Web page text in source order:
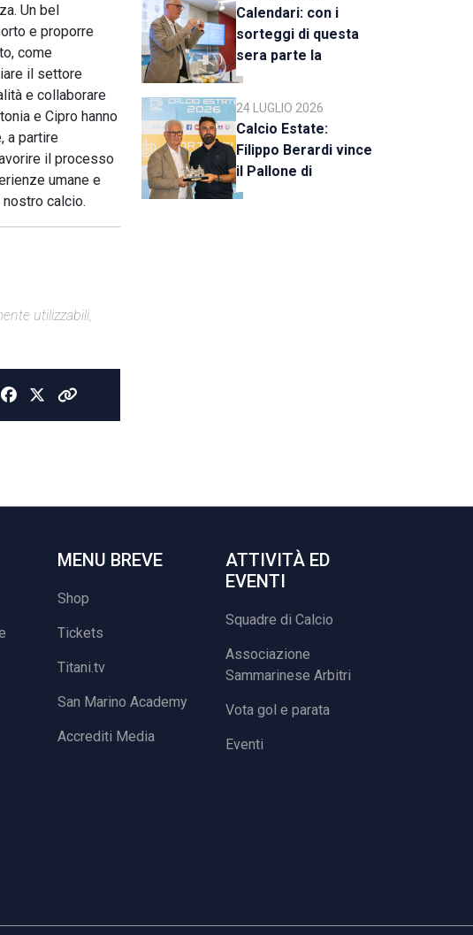
Un bel
e proporre
come
il settore
e collaborare
e Cipro hanno
a partire
il processo
umane e
calcio.
utilizzabili,
Calendari: con i
sorteggi di questa
sera parte la
stagione 2026-27
24 LUGLIO 2026
Calcio Estate:
Filippo Berardi vince
il Pallone di
Cristallo, al Tre Fiori
MENU BREVE
Shop
Tickets
Titani.tv
San Marino Academy
Accrediti Media
ATTIVITÀ ED
EVENTI
Squadre di Calcio
Associazione
Sammarinese Arbitri
Vota gol e parata
Eventi